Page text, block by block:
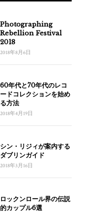
Photographing
Rebellion Festival
2018
2018年8月6日
60年代と70年代のレコ
ードコレクションを始め
る方法
2018年4月19日
シン・リジィが案内する
ダブリンガイド
2018年3月16日
ロックンロール界の伝説
的カップル6選